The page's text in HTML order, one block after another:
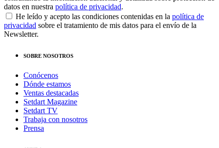
datos en nuestra política de privacidad.
He leído y acepto las condiciones contenidas en la política de
privacidad sobre el tratamiento de mis datos para el envío de la
Newsletter.
SOBRE NOSOTROS
Conócenos
Dónde estamos
Ventas destacadas
Setdart Magazine
Setdart TV
Trabaja con nosotros
Prensa